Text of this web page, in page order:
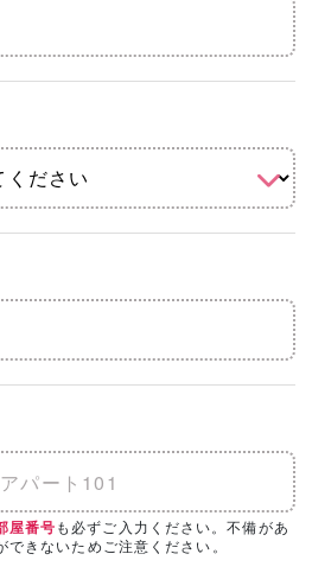
屋番号も必ずご入力ください。不備があ
きないためご注意ください。